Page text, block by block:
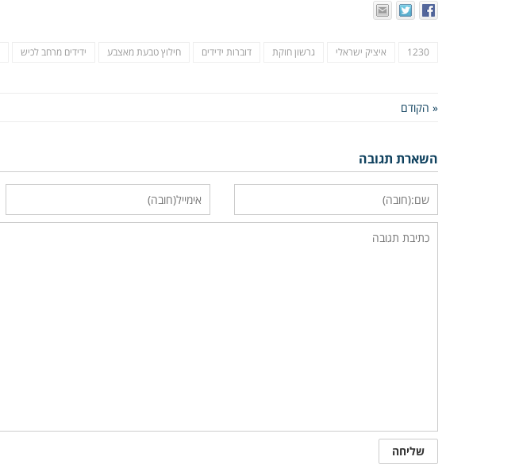
1230 איציק ישראלי גרשון חוקת דוברות ידידים חילוץ טבעת מאצבע ידידים מרחב לכיש
« הקודם
השארת תגובה